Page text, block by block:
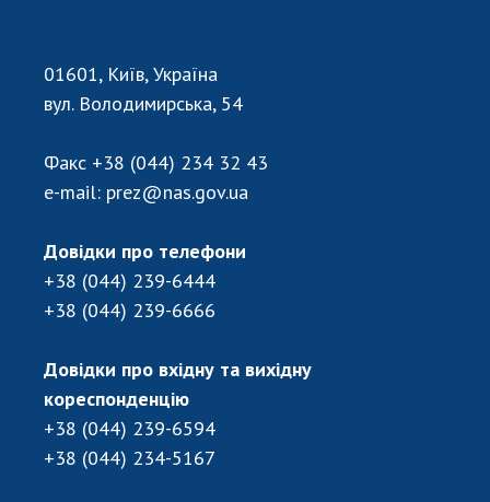
01601, Київ, Україна
вул. Володимирська, 54
Факс +38 (044) 234 32 43
e-mail: prez@nas.gov.ua
Довідки про телефони
+38 (044) 239-6444
+38 (044) 239-6666
Довідки про вхідну та вихідну
кореспонденцію
+38 (044) 239-6594
+38 (044) 234-5167